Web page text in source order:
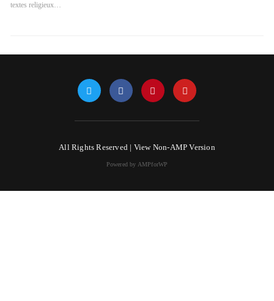
textes religieux…
All Rights Reserved | View Non-AMP Version
Powered by AMPforWP